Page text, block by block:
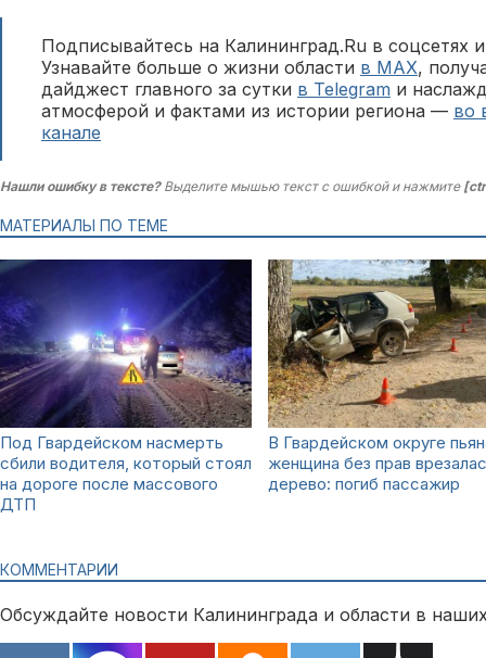
Подписывайтесь на Калининград.Ru в соцсетях
Узнавайте больше о жизни области в MAX,
дайджест главного за сутки в Telegram и
атмосферой и фактами из истории региона — во
канале
Нашли ошибку в тексте?Выделите мышью текст с ошибкой и нажмите
МАТЕРИАЛЫ ПО ТЕМЕ
Под Гвардейском насмерть
сбили водителя, который стоял
на дороге после массового
ДТП
В Гвардейском округе
женщина без прав
дерево: погиб пассажир
КОММЕНТАРИИ
Обсуждайте новости Калининграда и области в